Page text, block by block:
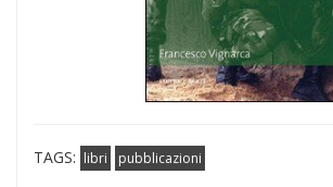
TAGS: libri pubblicazioni